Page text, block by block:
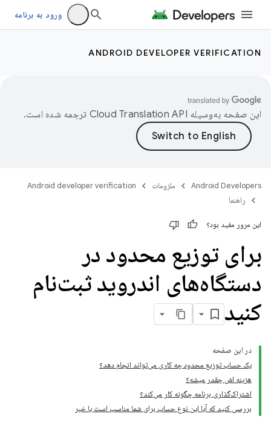
ورود به برنامه
ANDROID DEVELOPER VERIFICATION
این صفحه به‌وسیله ترجمه شده است.
Android Developers ملزومات
Android developer verification
راهنما
این مرور مفید بود؟
برای توزیع محدود در
دستگاه‌های اندروید ثبت‌نام
کنید
در این صفحه
یک حساب توزیع محدود چه کاری می‌تواند انجام دهد؟
هزینه اش چقدر میشه؟
اشتراک‌گذاری برنامه چگونه کار می‌کند؟
بررسی کنید که آیا این نوع حساب برای شما مناسب است یا خیر